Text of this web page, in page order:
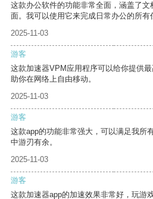
这款办公软件的功能非常全面，涵盖了
面。我可以使用它来完成日常办公的所有
2025-11-03
游客
这款加速器VPM应用程序可以给你提供
助你在网络上自由移动。
2025-11-03
游客
这款app的功能非常强大，可以满足我所
中游刃有余。
2025-11-03
游客
这款加速器app的加速效果非常好，玩游